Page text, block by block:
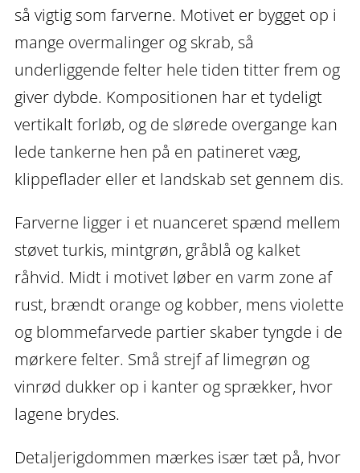
så vigtig som farverne. Motivet er bygget op i
mange overmalinger og skrab, så
underliggende felter hele tiden titter frem og
giver dybde. Kompositionen har et tydeligt
vertikalt forløb, og de slørede overgange kan
lede tankerne hen på en patineret væg,
klippeflader eller et landskab set gennem dis.
Farverne ligger i et nuanceret spænd mellem
støvet turkis, mintgrøn, gråblå og kalket
råhvid. Midt i motivet løber en varm zone af
rust, brændt orange og kobber, mens violette
og blommefarvede partier skaber tyngde i de
mørkere felter. Små strejf af limegrøn og
vinrød dukker op i kanter og sprækker, hvor
lagene brydes.
Detaljerigdommen mærkes især tæt på, hvor